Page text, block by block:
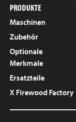
PRODUKTE
Maschinen
Zubehör
Optionale
Merkmale
Ersatzteile
X Firewood Factory